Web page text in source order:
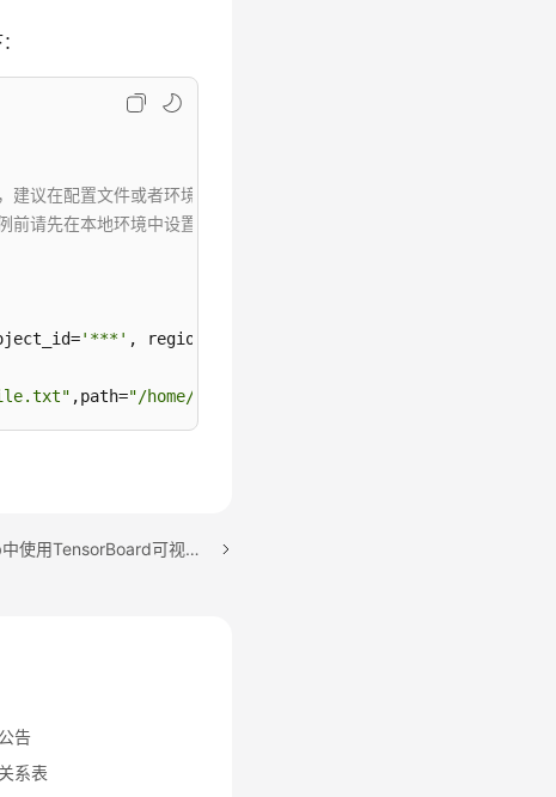
议在配置文件或者环境变量中密文存放，使用时解密，确保安全；
在本地环境中设置环境变量HUAWEICLOUD_SDK_AK和
'***' , region_name=
,path="/home/user/obs_file.txt"
下一篇：在JupyterLab中使用TensorBoard可视化作业
告
系表